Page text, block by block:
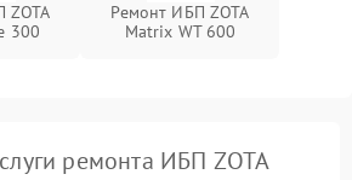
ZOTA
300
Ремонт ИБП ZOTA
Matrix WT 600
ремонта ИБП ZOTA